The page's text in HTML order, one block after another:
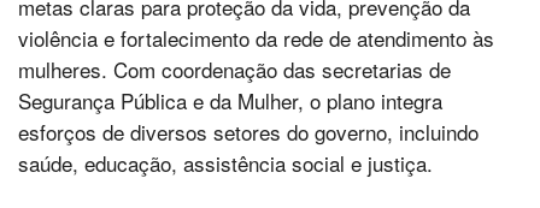
metas claras para proteção da vida, prevenção da
violência e fortalecimento da rede de atendimento às
mulheres. Com coordenação das secretarias de
Segurança Pública e da Mulher, o plano integra
esforços de diversos setores do governo, incluindo
saúde, educação, assistência social e justiça.